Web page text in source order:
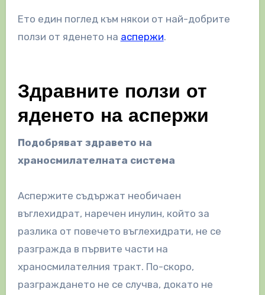
Ето един поглед към някои от най-добрите
ползи от яденето на аспержи.
Здравните ползи от
яденето на аспержи
Подобряват здравето на
храносмилателната система
Аспержите съдържат необичаен
въглехидрат, наречен инулин, който за
разлика от повечето въглехидрати, не се
разгражда в първите части на
храносмилателния тракт. По-скоро,
разграждането не се случва, докато не